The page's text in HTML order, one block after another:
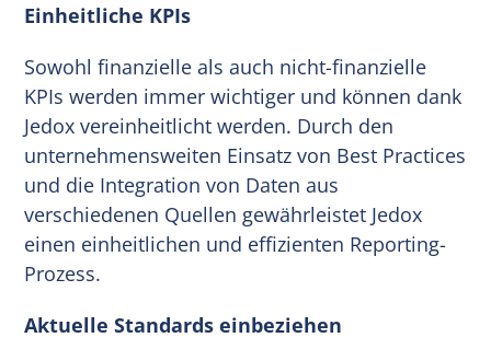
Einheitliche KPIs
Sowohl finanzielle als auch nicht-finanzielle
KPIs werden immer wichtiger und können dank
Jedox vereinheitlicht werden. Durch den
unternehmensweiten Einsatz von Best Practices
und die Integration von Daten aus
verschiedenen Quellen gewährleistet Jedox
einen einheitlichen und effizienten Reporting-
Prozess.
Aktuelle Standards einbeziehen